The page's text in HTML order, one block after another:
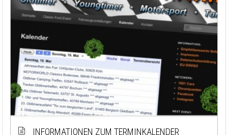
INFORMATIONEN ZUM TERMINKALENDER